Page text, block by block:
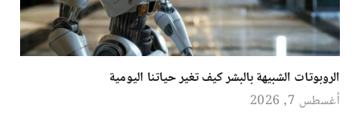
الروبوتات الشبيهة بالبشر كيف تغير حياتنا اليومية
أغسطس 7, 2026